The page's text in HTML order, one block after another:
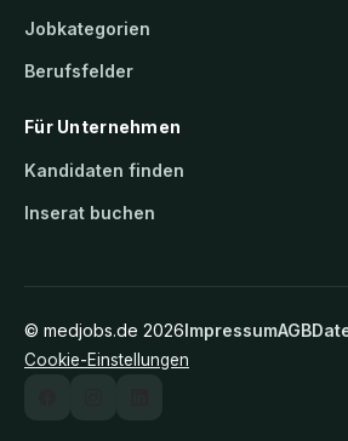
Jobkategorien
Berufsfelder
Für Unternehmen
Kandidaten finden
Inserat buchen
© medjobs.de 2026ImpressumAGB
Cookie-Einstellungen